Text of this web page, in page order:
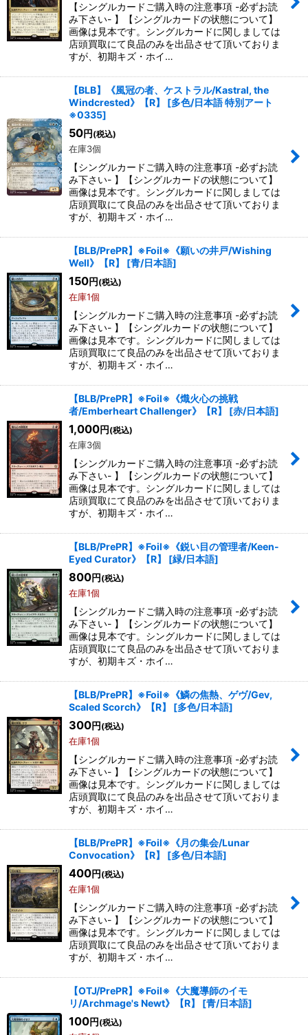
【シングルカードご購入時の注意事項 -必ずお読
み下さい- 】【シングルカードの状態について】
画像は見本です。シングルカードに関しましては
店頭買取にて良品のみを出品させて頂いておりま
すが、初期キズ・ホイ…
【BLB】《風冠の者、ケストラル/Kastral, the
Windcrested》【R】
[多色/日本語 特別アート
※0335]
50円 (税込)
在庫3個
【シングルカードご購入時の注意事項 -必ずお読
み下さい- 】【シングルカードの状態について】
画像は見本です。シングルカードに関しましては
店頭買取にて良品のみを出品させて頂いておりま
すが、初期キズ・ホイ…
【BLB/PrePR】※Foil※《願いの井戸/Wishing
Well》【R】
[青/日本語]
150円 (税込)
在庫1個
【シングルカードご購入時の注意事項 -必ずお読
み下さい- 】【シングルカードの状態について】
画像は見本です。シングルカードに関しましては
店頭買取にて良品のみを出品させて頂いておりま
すが、初期キズ・ホイ…
【BLB/PrePR】※Foil※《熾火心の挑戦
者/Emberheart Challenger》【R】
[赤/日本語]
1,000円 (税込)
在庫3個
【シングルカードご購入時の注意事項 -必ずお読
み下さい- 】【シングルカードの状態について】
画像は見本です。シングルカードに関しましては
店頭買取にて良品のみを出品させて頂いておりま
すが、初期キズ・ホイ…
【BLB/PrePR】※Foil※《鋭い目の管理者/Keen-
Eyed Curator》【R】
[緑/日本語]
800円 (税込)
在庫1個
【シングルカードご購入時の注意事項 -必ずお読
み下さい- 】【シングルカードの状態について】
画像は見本です。シングルカードに関しましては
店頭買取にて良品のみを出品させて頂いておりま
すが、初期キズ・ホイ…
【BLB/PrePR】※Foil※《鱗の焦熱、ゲヴ/Gev,
Scaled Scorch》【R】
[多色/日本語]
300円 (税込)
在庫1個
【シングルカードご購入時の注意事項 -必ずお読
み下さい- 】【シングルカードの状態について】
画像は見本です。シングルカードに関しましては
店頭買取にて良品のみを出品させて頂いておりま
すが、初期キズ・ホイ…
【BLB/PrePR】※Foil※《月の集会/Lunar
Convocation》【R】
[多色/日本語]
400円 (税込)
在庫1個
【シングルカードご購入時の注意事項 -必ずお読
み下さい- 】【シングルカードの状態について】
画像は見本です。シングルカードに関しましては
店頭買取にて良品のみを出品させて頂いておりま
すが、初期キズ・ホイ…
【OTJ/PrePR】※Foil※《大魔導師のイモ
リ/Archmage's Newt》【R】
[青/日本語]
100円 (税込)